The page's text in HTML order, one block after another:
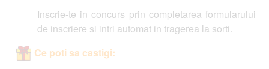
Inscrie-te in concurs prin completarea formularului
de inscriere si intri automat in tragerea la sorti.
Ce poti sa castigi: